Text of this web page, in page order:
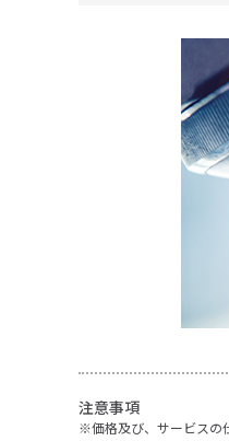
注意事項
価格及び、サービスの